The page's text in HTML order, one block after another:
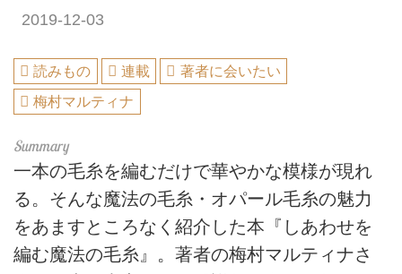
2019-12-03
読みもの 連載
著者に会いたい
梅村マルティナ
一本の毛糸を編むだけで華やかな模様が現れ
る。そんな魔法の毛糸・オパール毛糸の魅力
をあますところなく紹介した本『しあわせを
編む魔法の毛糸』。著者の梅村マルティナさ